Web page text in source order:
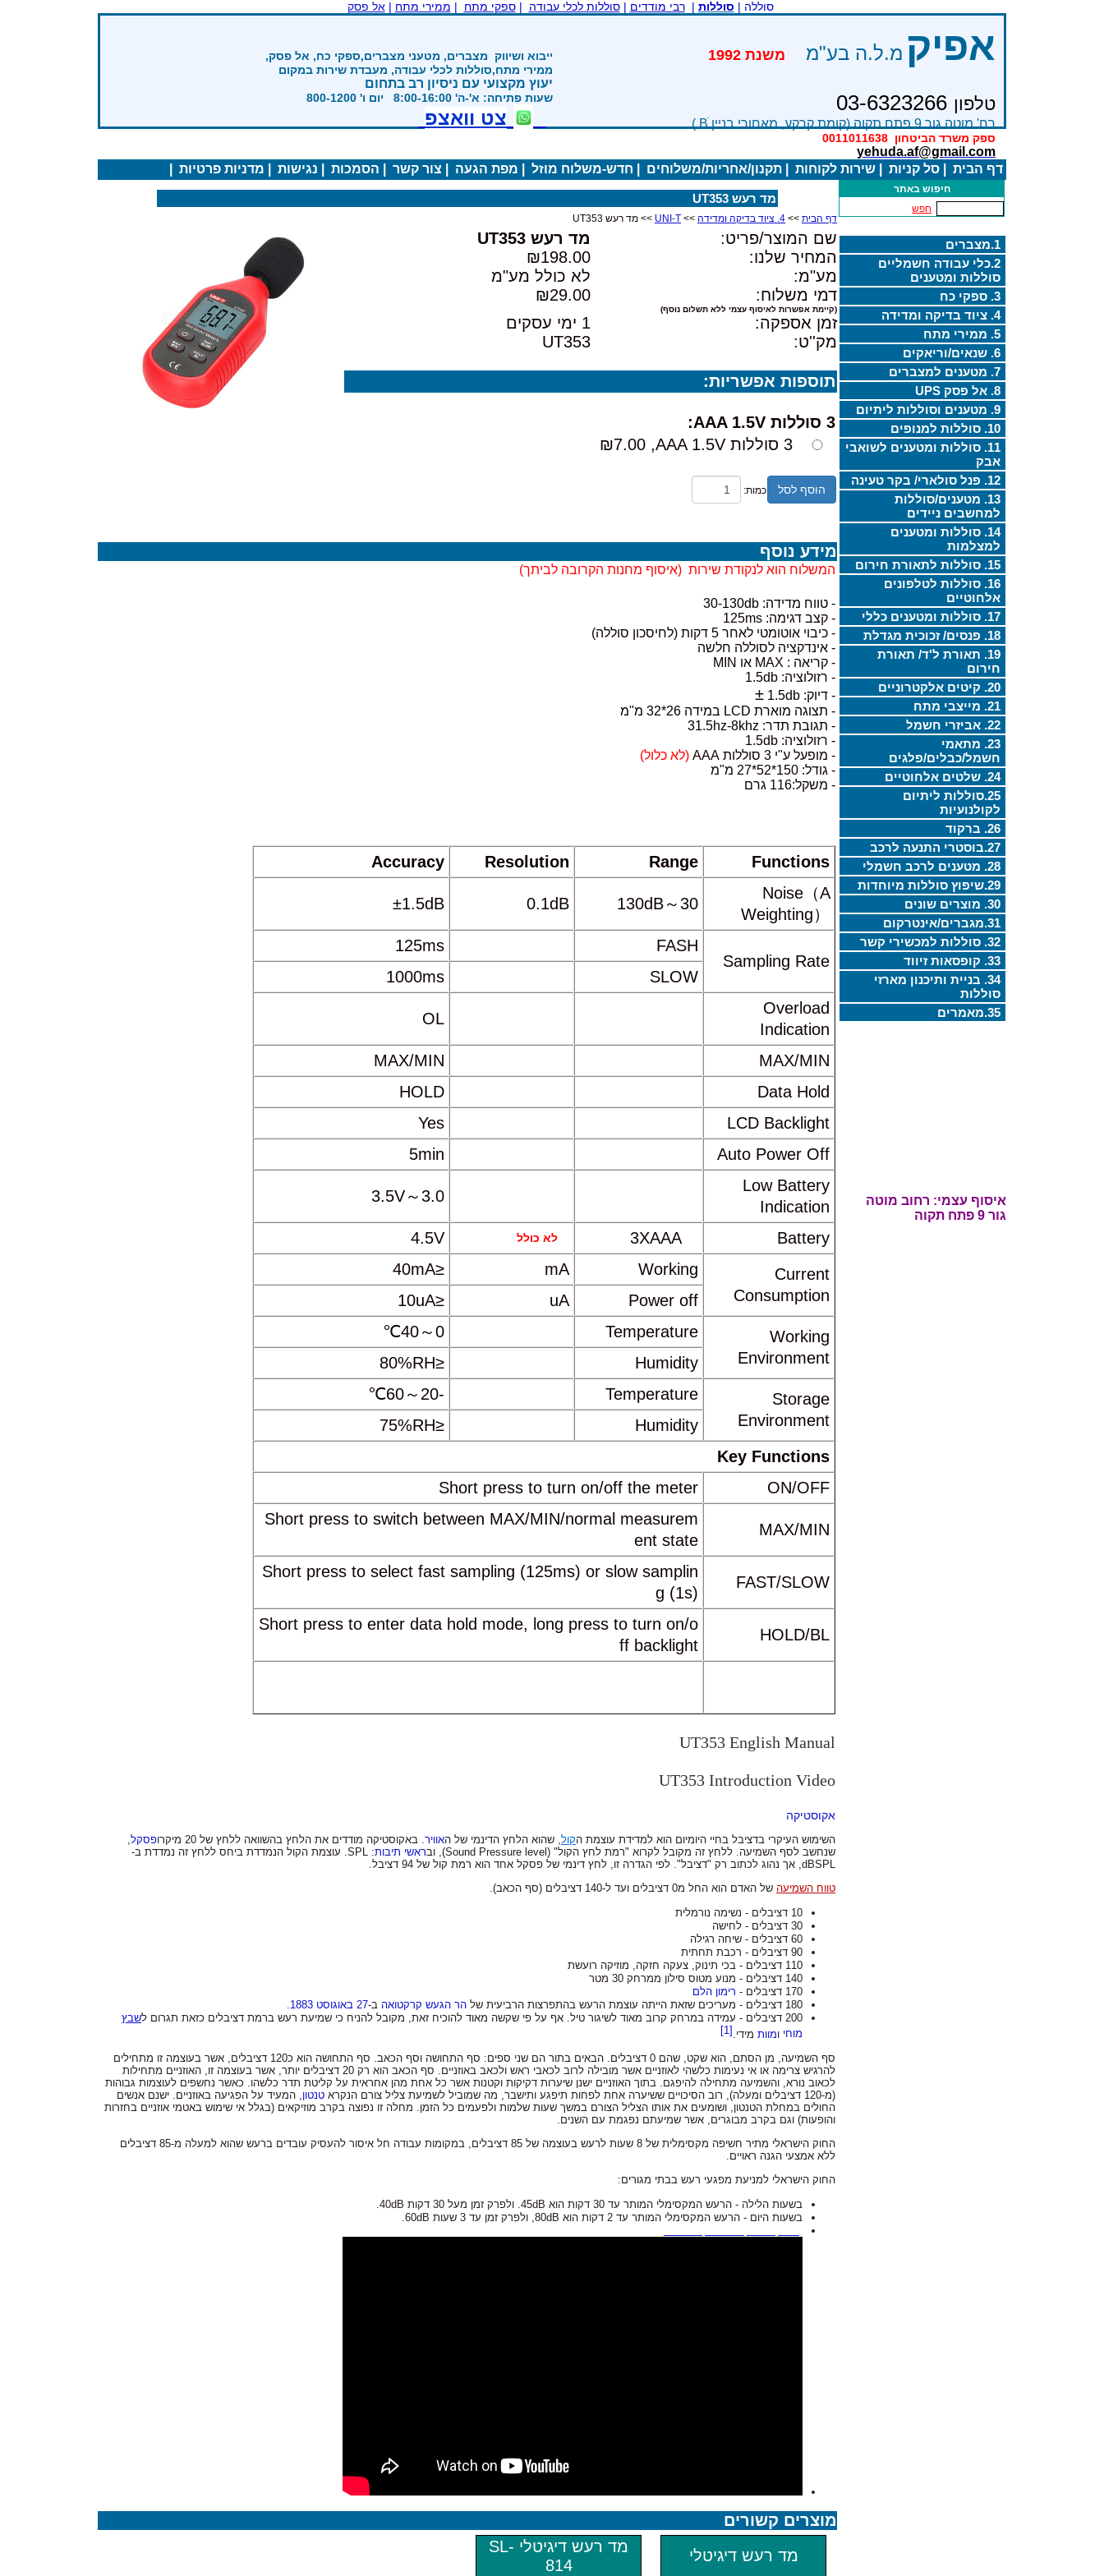
סוללה | סוללות |רבי מודדים |סוללות לכלי עבודה |ספקי מתח | ממירי מתח |אל פסק
אפיק מ.ל.ה בע"מ
טלפון 03-6323266
רח' מוטה גור 9 פתח תקוה (קומת קרקע, מאחורי בניין Bׂ )
ספק משרד הביטחון 0011011638
yehuda.af@gmail.com
ייבוא ושיווק מצברים, מטעני מצברים,ספקי כח, אל פסק,
ממירי מתח,סוללות לכלי עבודה, מעבדת שירות במקום
יעוץ מקצועי עם ניסיון רב בתחום
שעות פתיחה: א'-ה' 8:00-16:00 יום ו' 800-1200
צט וואצפ
דף הבית סל קניות שירות לקוחות תקנון/אחריות/משלוחים חדש-משלוח מוזל מפת הגעה צור קשר הסמכות נגישות מדניות פרטיות
חיפוש באתר
חפש
1.מצברים
2.כלי עבודה חשמליים
סוללות ומטענים
3. ספקי כח
4. ציוד בדיקה ומדידה
5. ממירי מתח
6. שנאים/וריאקים
7. מטענים למצברים
8. אל פסק UPS
9. מטענים וסוללות ליתיום
10. סוללות למנופים
11. סוללות ומטענים לשואבי
אבק
12. פנל סולארי/ בקר טעינה
13. מטענים/סוללות
למחשבים ניידים
14. סוללות ומטענים
למצלמות
15. סוללות לתאורת חירום
16. סוללות לטלפונים
אלחוטיים
17. סוללות ומטענים כללי
18. פנסים/ זכוכית מגדלת
19. תאורת ל'ד/ תאורת
חירום
20. קיטים אלקטרוניים
21. מייצבי מתח
22. אביזרי חשמל
23. מתאמי
חשמל/כבלים/פלגים
24. שלטים אלחוטיים
25.סוללות ליתיום
לקולנועיות
26. ברקוד
27.בוסטרי התנעה לרכב
28. מטענים לרכב חשמלי
29.שיפוץ סוללות מיוחדות
30. מוצרים שונים
31.מגברים/אינטרקום
32. סוללות למכשירי קשר
33. קופסאות זיווד
34. בניית ותיכנון מארזי
סוללות
35.מאמרים
איסוף עצמי: רחוב מוטה
גור 9 פתח תקוה
מד רעש UT353
דף הבית >> 4. ציוד בדיקה ומדידה >>
UNI-T >> מד רעש UT353
שם המוצר/פריט:
מד רעש UT353
המחיר שלנו:
₪198.00
מע"מ:
לא כולל מע"מ
דמי משלוח:
₪29.00
(קיימת אפשרות לאיסוף עצמי ללא תשלום נוסף)
זמן אספקה:
1 ימי עסקים
מק''ט:
UT353
תוספות אפשריות:
3 סוללות AAA 1.5V:
3 סוללות AAA 1.5V,
₪7.00
הוסף לסל כמות:
מידע נוסף
המשלוח הוא לנקודת שירות (איסוף מחנות הקרובה לביתך)
- טווח מדידה: 30-130db
- קצב דגימה: 125ms
- כיבוי אוטומטי לאחר 5 דקות (לחיסכון סוללה)
- אינדקציה לסוללה חלשה
- קריאה : MAX או MIN
- רזולוציה: 1.5db
- דיוק: 1.5db
±
- תצוגה מוארת LCD במידה 26*32 מ"מ
- תגובת תדר: 31.5hz-8khz
- רזולוציה: 1.5db
- מופעל ע"י 3 סוללות AAA
(לא כלול)
- גודל: 150*52*27 מ"מ
- משקל:116 גרם
Functions
Range
Resolution
Accuracy
Noise（A
Weighting）
30～130dB
0.1dB
±1.5dB
Sampling Rate
FASH
125ms
SLOW
1000ms
Overload
Indication
OL
MAX/MIN
MAX/MIN
Data Hold
HOLD
LCD Backlight
Yes
Auto Power Off
5min
Low Battery
Indication
3.0～3.5V
Battery לא כולל
4.5V
Current
Consumption
Working
mA
≤40mA
Power off
uA
≤10uA
Working
Environment
Temperature
0～40℃
Humidity
≤80%RH
Storage
Environment
Temperature
-20～60℃
Humidity
≤75%RH
Key Functions
ON/OFF
Short press to turn on/off the meter
MAX/MIN
Short press to switch between MAX/MIN/normal measurem
ent state
FAST/SLOW
Short press to select fast sampling (125ms) or slow samplin
g (1s)
HOLD/BL
Short press to enter data hold mode, long press to turn on/o
ff backlight
UT353 English Manual
UT353 Introduction Video
אקוסטיקה
השימוש העיקרי בדציבל בחיי היומיום הוא למדידת עוצמת הקול, שהוא הלחץ הדינמי של האוויר. באקוסטיקה מודדים את הלחץ בהשוואה ללחץ של 20 מיקרו פסקל,
שנחשב לסף השמיעה. ללחץ זה מקובל לקרוא "רמת לחץ הקול" (Sound Pressure level), וב
ראשי תיבות
: SPL. עוצמת הקול הנמדדת ביחס ללחץ זה נמדדת ב-
dBSPL, אך נהוג לכתוב רק "דציבל". לפי הגדרה זו, לחץ דינמי של פסקל אחד הוא רמת קול של 94 דציבל.
טווח השמיעה של האדם הוא החל מ0 דציבלים ועד ל-140 דציבלים (סף הכאב).
10 דציבלים - נשימה נורמלית
30 דציבלים - לחישה
60 דציבלים - שיחה רגילה
90 דציבלים - רכבת תחתית
110 דציבלים - בכי תינוק, צעקה חזקה, מוזיקה רועשת
140 דציבלים - מנוע מטוס סילון ממרחק 30 מטר
170 דציבלים -
רימון הלם
180 דציבלים - מעריכים שזאת הייתה עוצמת הרעש בהתפרצות הרביעית של
הר הגעש קרקטואה ב-27 באוגוסט 1883
.
200 דציבלים - עמידה במרחק קרוב מאוד לשיגור טיל. אף על פי שקשה מאוד להוכיח זאת, מקובל להניח כי שמיעת רעש ברמת דציבלים כזאת תגרום ל
שבץ
מוחי ומוות מידי. [1]
סף השמיעה, מן הסתם, הוא שקט, שהם 0 דציבלים. הבאים בתור הם שני ספים: סף התחושה וסף הכאב. סף התחושה הוא כ120 דציבלים, אשר בעוצמה זו מתחילים
להרגיש צרימה או אי נעימות כלשהי לאוזניים אשר מובילה לרוב לכאבי ראש ולכאב באוזניים. סף הכאב הוא רק 20 דציבלים יותר, אשר בעוצמה זו, האוזניים מתחילות
לכאוב נורא, והשמיעה מתחילה להיפגם. בתוך האוזניים ישנן שיערות דקיקות וקטנות אשר כל אחת מהן אחראית על קליטת תדר כלשהו. כאשר נחשפים לעוצמות גבוהות
(מ-120 דציבלים ומעלה), רוב הסיכויים ששיערה אחת לפחות תיפגע ותישבר, מה שמוביל לשמיעת צליל צורם הנקרא
טנטון, המעיד על הפגיעה באוזניים. ישנם אנשים
החולים במחלת הטנטון, ושומעים את אותו הצליל הצורם במשך שעות שלמות ולפעמים כל הזמן. מחלה זו נפוצה בקרב מוזיקאים (בגלל אי שימוש באטמי אוזניים בחזרות
והופעות) וגם בקרב מבוגרים, אשר שמיעתם נפגמת עם השנים.
החוק הישראלי מתיר חשיפה מקסימלית של 8 שעות לרעש בעוצמה של 85 דציבלים, במקומות עבודה חל איסור להעסיק עובדים ברעש שהוא למעלה מ-85 דציבלים
ללא אמצעי הגנה ראויים.
החוק הישראלי למניעת מפגעי רעש בבתי מגורים:
בשעות הלילה - הרעש המקסימלי המותר עד 30 דקות הוא 45dB. ולפרק זמן מעל 30 דקות 40dB.
בשעות היום - הרעש המקסימלי המותר עד 2 דקות הוא 80dB, ולפרק זמן עד 3 שעות 60dB.
מוצרים קשורים
מד רעש דיגיטלי
מד רעש דיגיטלי SL-
814